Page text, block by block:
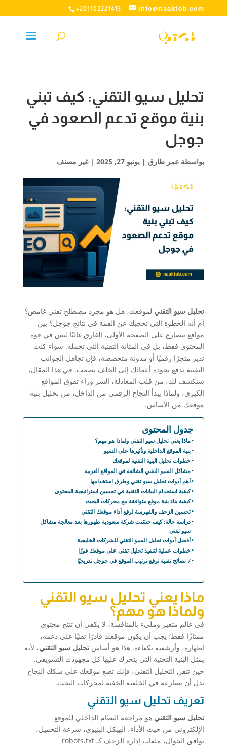
+201102221413 info@naaktob.com
تحليل سيو التقني: كيف تبني
بنية موقع تدعم الصعود في
جوجل
بواسطة عمر طارق| يونيو 27, 2025 | غير مصنف
تحليل سيو التقني لموقعك، هل هو مجرد مصطلح تقني غامض؟
أم أنه الخطوة التي تحجبك عن القمة في نتائج جوجل؟ بين
مواقع تتصارع على الصفحة الأولى، الفارق غالبًا ليس في قوة
المحتوى فقط، بل في المتانة التقنية التي تحمله. سواء كنت
تدير متجرًا رقميًا أو مدونة متخصصة، فإن تجاهل الجوانب
التقنية يدفع بجوده أعمالك إلى الخلف بصمت. في هذا المقال،
سنكشف لك، من قلب المعادلة، السر وراء تفوق المواقع
الكبرى، ولماذا يبدأ النجاح الرقمي من الداخل، من تحليل بنية
موقعك من الأساس.
جدول المحتوى
ماذا يعني تحليل سيو التقني ولماذا هو مهم؟
بنية الموقع الداخلية وتأثيرها على السيو
خطوات تحليل البنية التقنية لموقعك
مشاكل السيو التقني الشائعة في المواقع العربية
أهم أدوات تحليل سيو تقني وطرق استخدامها
كيفية استخدام البيانات التقنية في تحسين استراتيجية المحتوى
كيفية بناء بنية موقع متوافقة مع محركات البحث
تحسين الزحف والفهرسة لرفع أداء موقعك التقني
دراسة حالة: كيف حسّنت شركة سعودية ظهورها بعد معالجة مشاكل
سيو تقني
أفضل أدوات تحليل السيو التقني للشركات الخليجية
خطوات عملية لتنفيذ تحليل تقني على موقعك فورًا
7 نصائح تقنية ترفع ترتيب الموقع في جوجل تدريجيًا
ماذا يعني تحليل سيو التقني
ولماذا هو مهم؟
في عالم متغير ومليء بالمنافسة، لا يكفي أن تنتج محتوى
ممتازًا فقط؛ يجب أن يكون موقعك قادرًا تقنيًا على دعمه،
إظهاره، وأرشفته بكفاءة. هذا هو أساس تحليل سيو التقني، لأنه
يمثل البنية التحتية التي يتحرك عليها كل مجهودك التسويقي.
حين تتقن التحليل التقني، فإنك تضع موقعك على سكك النجاح
بدل أن تصارعه في الخلفية الخفية لمحركات البحث.
تعريف تحليل سيو التقني
تحليل سيو التقني هو مراجعة النظام الداخلي للموقع
الإلكتروني من حيث الأداء، الهيكل البنيوي، سرعة التحميل،
توافق الجوال، ملفات إدارة الزحف كـ robots.txt